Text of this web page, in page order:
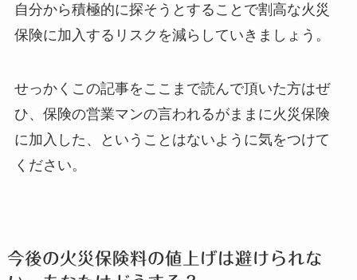
自分から積極的に探そうとすることで割高な火災
保険に加入するリスクを減らしていきましょう。
せっかくこの記事をここまで読んで頂いた方はぜ
ひ、保険の営業マンの言われるがままに火災保険
に加入した、ということはないように気をつけて
ください。
今後の火災保険料の値上げは避けられな